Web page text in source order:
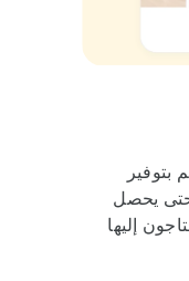
حتى يحصل
إليها